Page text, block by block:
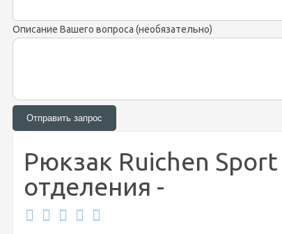
Описание Вашего вопроса (необязательно)
Рюкзак Ruichen
отделения -